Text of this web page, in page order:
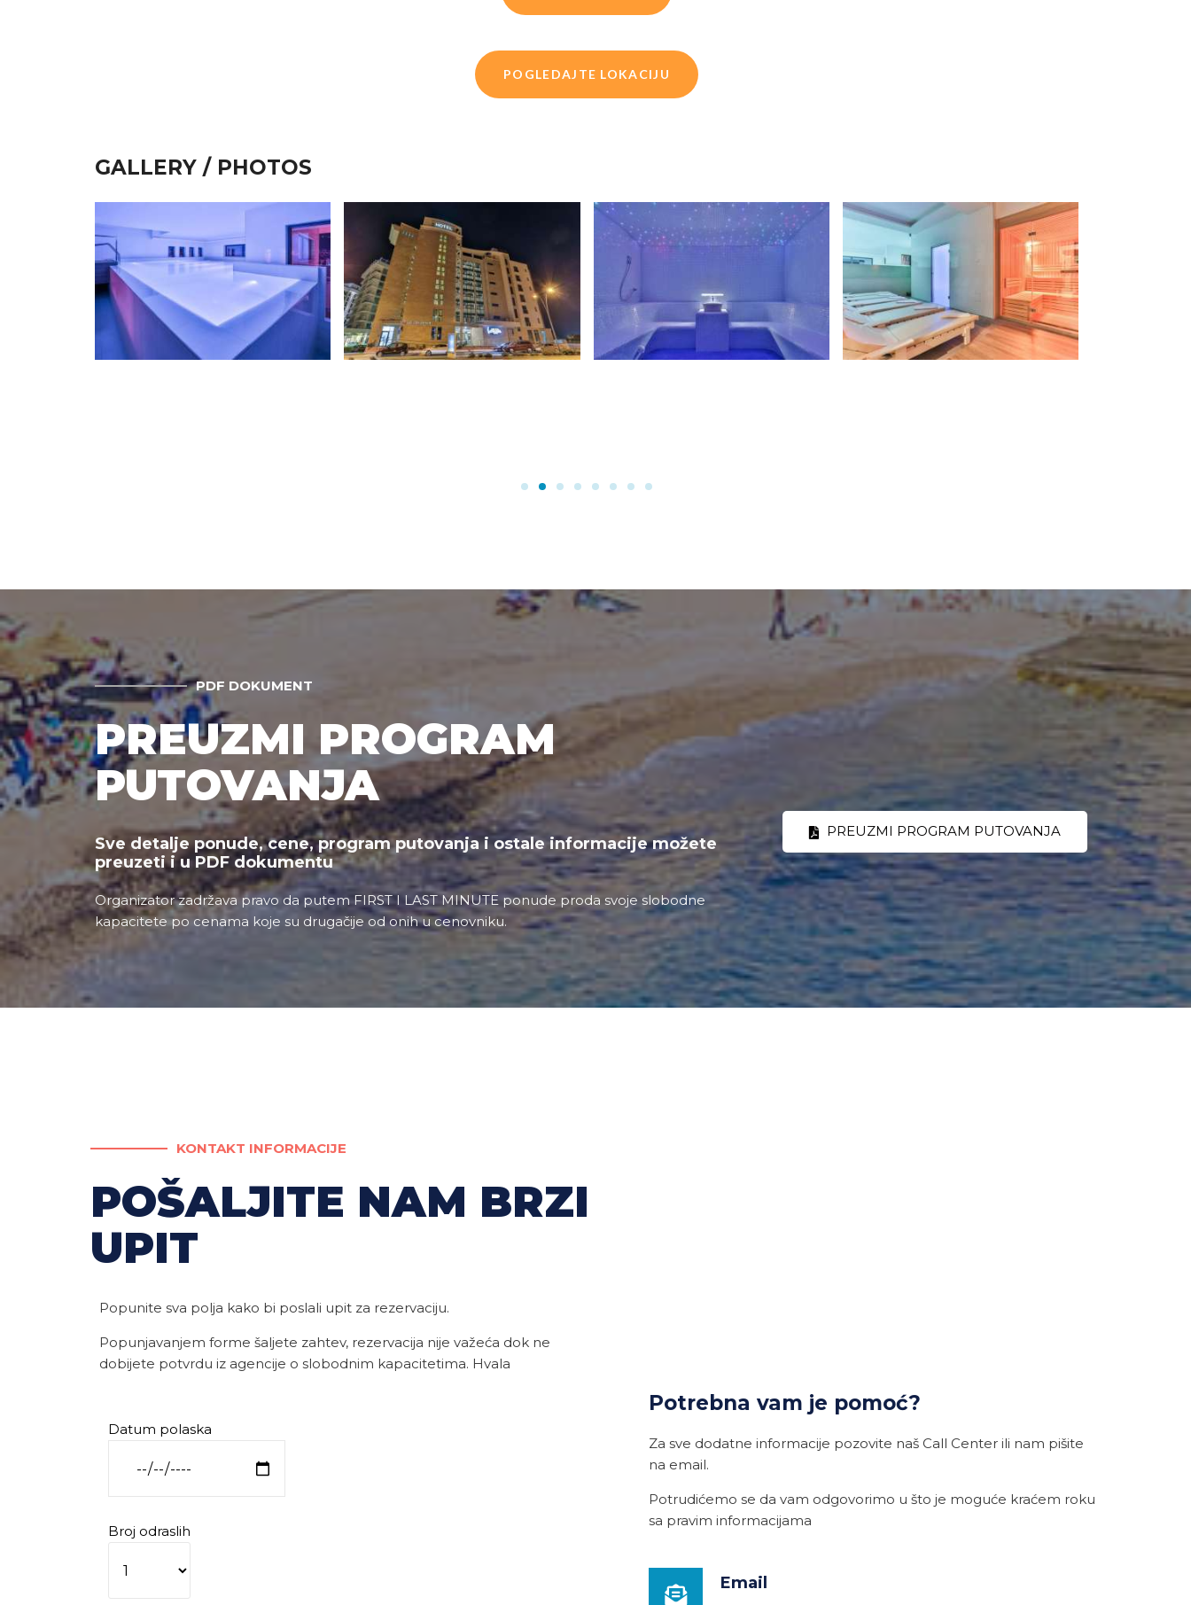
POGLEDAJTE LOKACIJU
GALLERY / PHOTOS
PDF DOKUMENT
PREUZMI PROGRAM
PUTOVANJA
Sve detalje ponude, cene, program putovanja i ostale informacije možete
preuzeti i u PDF dokumentu
Organizator zadržava pravo da putem FIRST I LAST MINUTE ponude proda svoje slobodne
kapacitete po cenama koje su drugačije od onih u cenovniku.
PREUZMI PROGRAM PUTOVANJA
KONTAKT INFORMACIJE
POŠALJITE NAM BRZI
UPIT
Popunite sva polja kako bi poslali upit za rezervaciju.
Popunjavanjem forme šaljete zahtev, rezervacija nije važeća dok ne
dobijete potvrdu iz agencije o slobodnim kapacitetima. Hvala
Datum polaska
Broj odraslih
Potrebna vam je pomoć?
Za sve dodatne informacije pozovite naš Call Center ili nam pišite
na email.
Potrudićemo se da vam odgovorimo u što je moguće kraćem roku
sa pravim informacijama
Email